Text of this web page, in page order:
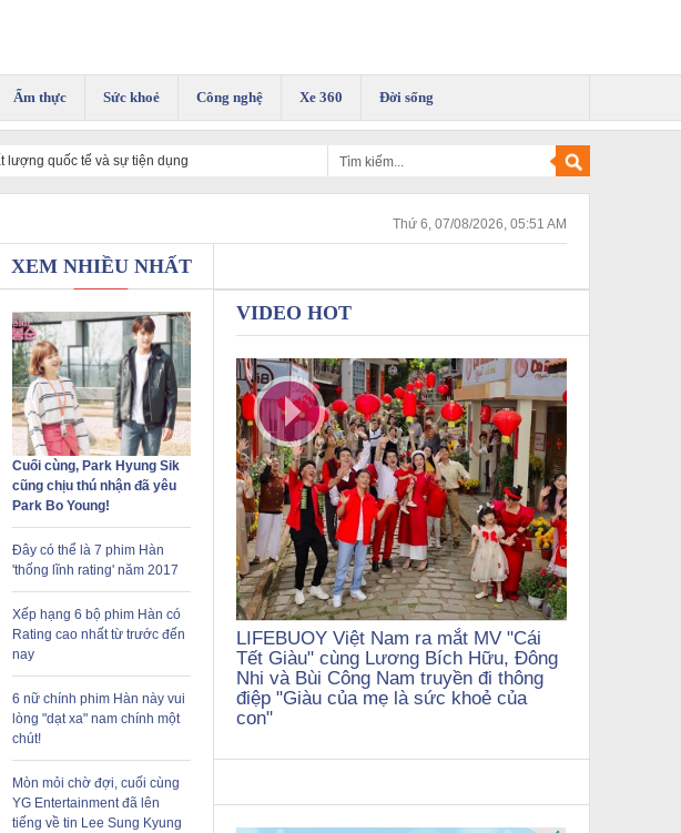
Ẩm thực Sức khoẻ Công nghệ Xe 360 Đời sống
Thứ 6, 07/08/2026, 05:51 AM
XEM NHIỀU NHẤT
Cuối cùng, Park Hyung Sik
cũng chịu thú nhận đã yêu
Park Bo Young!
Đây có thể là 7 phim Hàn
'thống lĩnh rating' năm 2017
Xếp hạng 6 bộ phim Hàn có
Rating cao nhất từ trước đến
nay
6 nữ chính phim Hàn này vui
lòng "dạt xa" nam chính một
chút!
Mòn mỏi chờ đợi, cuối cùng
YG Entertainment đã lên
tiếng về tin Lee Sung Kyung
VIDEO HOT
LIFEBUOY Việt Nam ra mắt MV "Cái
Tết Giàu" cùng Lương Bích Hữu, Đông
Nhi và Bùi Công Nam truyền đi thông
điệp "Giàu của mẹ là sức khoẻ của
con"